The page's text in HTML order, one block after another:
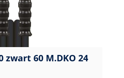
zwart 60 M.DKO 24